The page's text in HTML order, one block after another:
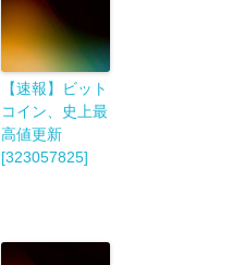
【速報】ビット
コイン、史上最
高値更新
[323057825]